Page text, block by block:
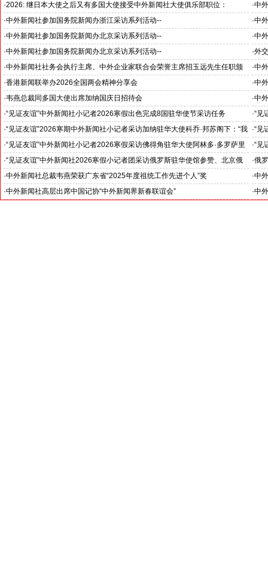
·2026: 继日本大使之后又有多国大使接受中外新闻社大使俱乐部职位：
国之交在于民相亲, 民相亲在于心相通
·中
·中外新闻社参加国务院新闻办浙江采访系列活动--
推动科技创新和产业创新深度融合
·中
“科
·中外新闻社参加国务院新闻办北京采访系列活动--
见证科技创新和产业创新高质量发展
·中
小
·中外新闻社参加国务院新闻办北京采访系列活动--
北京人形机器人创新中心打造具有全球影响力的应用示范高地
·外
·中外新闻社社务会执行主席、中外企业家联合会荣誉主席招玉远先生任职颁
证仪式在香港举行
·中
·香港新闻联举办2026全国两会精神分享会 ·中
对
·韦燕总裁同多国大使出席加纳国庆日招待会 ·中
·“见证友谊”中外新闻社小记者2026寒假出色完成8国驻华使节采访任务
斯洛伐克驻华大使莱齐亚克阁下为小记者们颁发“优秀小记者(优秀小小外交
官)”证书
·“见
下：
·“见证友谊”2026寒期中外新闻社小记者采访加纳驻华大使科乔·邦苏阁下：“我
十分享受在中国的时光……”
·“见
们将
·“见证友谊”中外新闻社小记者2026寒假采访佛得角驻华大使阿林多·多罗萨里
奥阁下: 期待两国青少年成为发展中佛友好关系新的动力
·“见
就是
·“见证友谊”中外新闻社2026寒假小记者团采访俄罗斯驻华使馆参赞、北京俄
罗斯文化中心主任吴丹娜女士: “中俄关系稳如泰山坚如磐石”
·俄
·中外新闻社总裁韦燕荣获广东省“2025年度祖统工作先进个人”奖 ·中
·中外新闻社高层出席中国记协“中外新闻界新春联谊会” ·中